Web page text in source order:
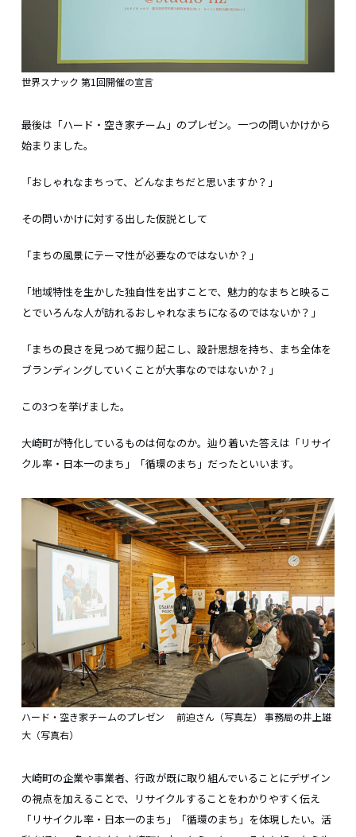
世界スナック 第1回開催の宣言
最後は「ハード・空き家チーム」のプレゼン。一つの問いかけから
始まりました。
「おしゃれなまちって、どんなまちだと思いますか？」
その問いかけに対する出した仮説として
「まちの風景にテーマ性が必要なのではないか？」
「地域特性を生かした独自性を出すことで、魅力的なまちと映るこ
とでいろんな人が訪れるおしゃれなまちになるのではないか？」
「まちの良さを見つめて掘り起こし、設計思想を持ち、まち全体を
ブランディングしていくことが大事なのではないか？」
この3つを挙げました。
大崎町が特化しているものは何なのか。辿り着いた答えは「リサイ
クル率・日本一のまち」「循環のまち」だったといいます。
ハード・空き家チームのプレゼン 前迫さん（写真左） 事務局の井上雄
大（写真右）
大崎町の企業や事業者、行政が既に取り組んでいることにデザイン
の視点を加えることで、リサイクルすることをわかりやすく伝え
「リサイクル率・日本一のまち」「循環のまち」を体現したい。活